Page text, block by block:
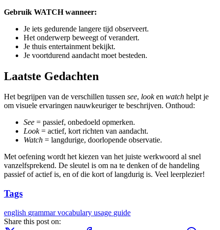
Gebruik WATCH wanneer:
Je iets gedurende langere tijd observeert.
Het onderwerp beweegt of verandert.
Je thuis entertainment bekijkt.
Je voortdurend aandacht moet besteden.
Laatste Gedachten
Het begrijpen van de verschillen tussen see, looken watch helpt je
om visuele ervaringen nauwkeuriger te beschrijven. Onthoud:
See = passief, onbedoeld opmerken.
Look= actief, kort richten van aandacht.
Watch = langdurige, doorlopende observatie.
Met oefening wordt het kiezen van het juiste werkwoord al snel
vanzelfsprekend. De sleutel is om na te denken of de handeling
passief of actief is, en of die kort of langdurig is. Veel leerplezier!
Tags
english grammarvocabulary usage guide
Share this post on: